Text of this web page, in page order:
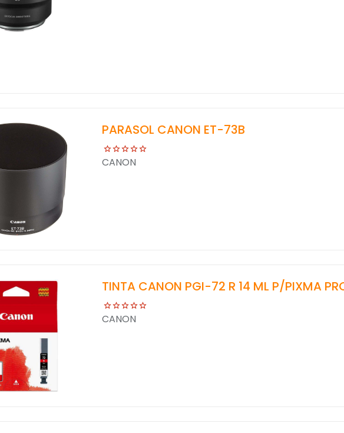
PARASOL CANON ET-73B
CANON
TINTA CANON PGI-72 R 14 ML P/PIXMA
CANON